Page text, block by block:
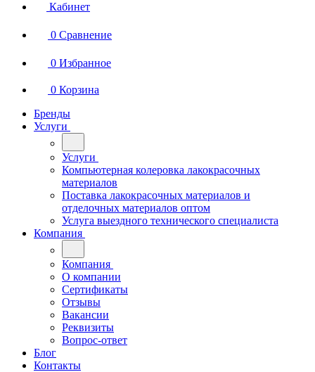
Кабинет
0 Сравнение
0 Избранное
0 Корзина
Бренды
Услуги
Услуги
Компьютерная колеровка лакокрасочных
материалов
Поставка лакокрасочных материалов и
отделочных материалов оптом
Услуга выездного технического специалиста
Компания
Компания
О компании
Сертификаты
Отзывы
Вакансии
Реквизиты
Вопрос-ответ
Блог
Контакты